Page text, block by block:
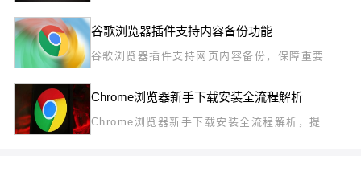
点，指导用户如何正确设置并保护个人信息，避
免隐私泄露风险。
谷歌浏览器插件支持内容备份功能
谷歌浏览器插件支持网页内容备份，保障重要数
据安全与恢复方便。
Chrome浏览器新手下载安装全流程解析
Chrome浏览器新手下载安装全流程解析，提供
下载、安装及配置详细步骤，帮助新手用户轻松